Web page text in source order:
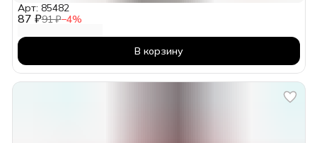
87 ₽91 ₽−4%
Арт: 85482
В корзину